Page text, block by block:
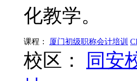
化教学。
课程： 厦门初级职称会计培训
校区： 同安